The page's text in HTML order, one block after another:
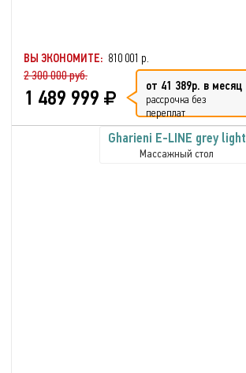
ВЫ ЭКОНОМИТЕ: 810 001 р.
2 300 000 руб.
1 489 999 от 41 389р. в месяц
рассрочка без
переплат
Gharieni E-LINE grey light
Массажный стол